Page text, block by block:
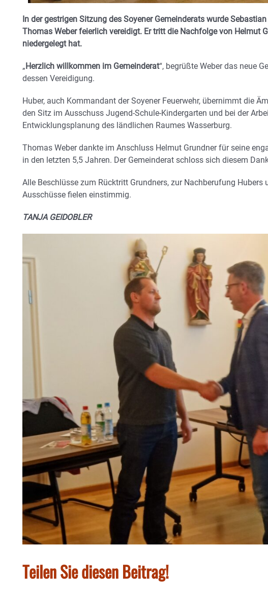
In der gestrigen Sitzung des Soyener Gemeinderats wurde
Thomas Weber feierlich vereidigt. Er tritt die Nachfolge von Helmut
niedergelegt hat.
„ Herzlich willkommen im Gemeinderat“, begrüßte Weber das neue
dessen Vereidigung.
Huber, auch Kommandant der Soyener Feuerwehr, übernimmt die
den Sitz im Ausschuss Jugend-Schule-Kindergarten und bei der
Entwicklungsplanung des ländlichen Raumes Wasserburg.
Thomas Weber dankte im Anschluss Helmut Grundner für seine
in den letzten 5,5 Jahren. Der Gemeinderat schloss sich diesem
Alle Beschlüsse zum Rücktritt Grundners, zur Nachberufung Hubers
Ausschüsse fielen einstimmig.
TANJA GEIDOBLER
Teilen Sie diesen Beitrag!